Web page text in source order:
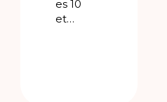
es 10
et…